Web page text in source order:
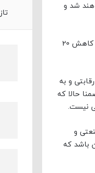
شد و
وی ادامه داد: اقدام شجاعانه و درست شورای رقابت در صورت اجرا، تاثیر مثبتی در بازار خواهد داشت و با افزایش تولید می توان شاهد کاهش 20
و به
حالا که
نیست.
و
باشد که